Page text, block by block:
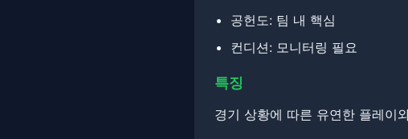
공헌도: 팀 내 핵심
컨디션: 모니터링 필요
특징
경기 상황에 따른 유연한 플레이